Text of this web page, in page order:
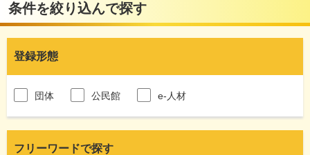
条件を絞り込んで探す
登録形態
団体 公民館 e-人材
フリーワードで探す